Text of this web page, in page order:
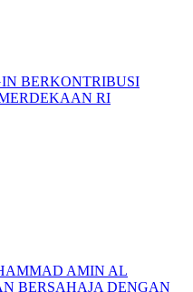
BERKONTRIBUSI
RI
AMIN AL
BERSAHAJA DENGAN